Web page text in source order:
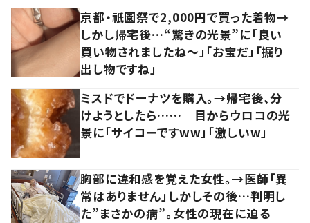
京都・祇園祭で2,000円で買った着物→
しかし帰宅後…“驚きの光景”に「良い
買い物されましたね～」「お宝だ」「掘り
出し物ですね」
ミスドでドーナツを購入。→帰宅後、分
けようとしたら…… 目からウロコの光
景に「サイコーですww」「激しいw」
胸部に違和感を覚えた女性。→医師「異
常はありません」しかしその後…判明し
た”まさかの病”。女性の現在に迫る